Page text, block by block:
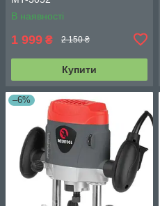
В наявності
1 999 ₴ 2 150 ₴
Купити
–6%